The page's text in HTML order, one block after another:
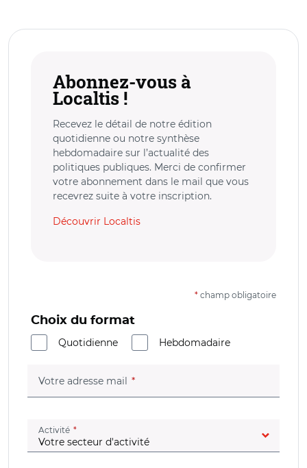
Abonnez-vous à
Localtis !
Recevez le détail de notre édition
quotidienne ou notre synthèse
hebdomadaire sur l’actualité des
politiques publiques. Merci de confirmer
votre abonnement dans le mail que vous
recevrez suite à votre inscription.
Découvrir Localtis
* champ obligatoire
Choix du format
Quotidienne
Hebdomadaire
Votre adresse mail (champ obligatoire)
Activité (champ obligatoire)